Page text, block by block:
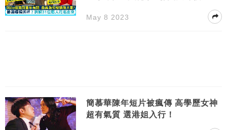
May 8 2023
簡慕華陳年短片被瘋傳 高學歷女神
超有氣質 選港姐入行！